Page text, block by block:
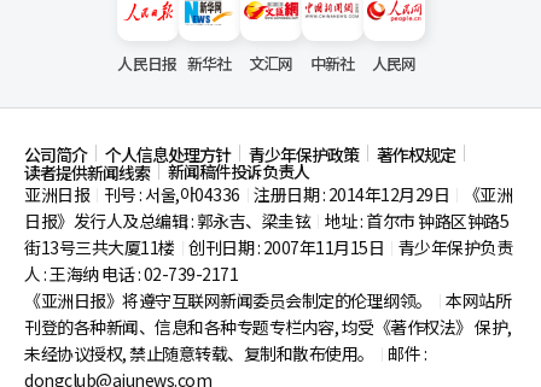
人民日报 新华社 文汇网 中新社 人民网
公司简介 个人信息处理方针 青少年保护政策 著作权规定
读者提供新闻线索
新闻稿件投诉负责人
亚洲日报
刊号 : 서울,아04336 注册日期 : 2014年12月29日
《亚洲
日报》发行人及总编辑 : 郭永吉、梁圭铉 地址 : 首尔市钟路区钟路5
街13号三共大厦11楼 创刊日期 : 2007年11月15日
青少年保护负责
人 : 王海纳 电话 : 02-739-2171
《亚洲日报》将遵守互联网新闻委员会制定的伦理纲领。
本网站所
刊登的各种新闻、信息和各种专题专栏内容, 均受《著作权法》 保护,
未经协议授权, 禁止随意转载、复制和散布使用。
邮件 :
dongclub@ajunews.com